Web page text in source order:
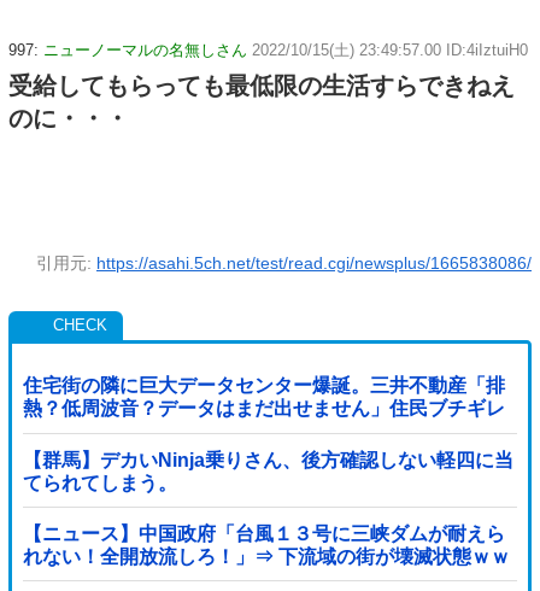
997: ニューノーマルの名無しさん 2022/10/15(土) 23:49:57.00 ID:4iIztuiH0
受給してもらっても最低限の生活すらできねえ
のに・・・
引用元: https://asahi.5ch.net/test/read.cgi/newsplus/1665838086/
住宅街の隣に巨大データセンター爆誕。三井不動産「排
熱？低周波音？データはまだ出せません」住民ブチギレ
【群馬】デカいNinja乗りさん、後方確認しない軽四に当
てられてしまう。
【ニュース】中国政府「台風１３号に三峡ダムが耐えら
れない！全開放流しろ！」⇒ 下流域の街が壊滅状態ｗｗ
ｗｗｗ